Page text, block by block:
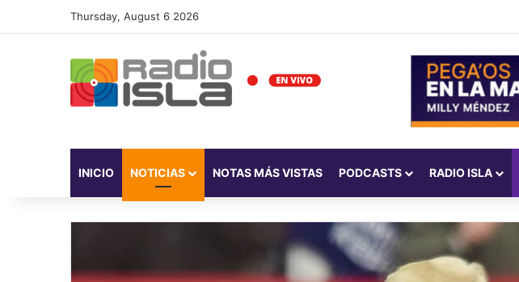
Thursday, August 6 2026
INICIO NOTICIAS NOTAS MÁS VISTAS PODCASTS RADIO ISLA